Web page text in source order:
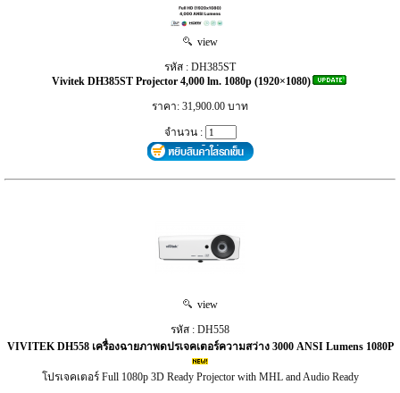
view
รหัส : DH385ST
Vivitek DH385ST Projector 4,000 lm. 1080p (1920×1080)
ราคา: 31,900.00 บาท
จำนวน :
view
รหัส : DH558
VIVITEK DH558 เครื่องฉายภาพดปรเจคเตอร์ความสว่าง 3000 ANSI Lumens 1080P
โปรเจคเตอร์ Full 1080p 3D Ready Projector with MHL and Audio Ready